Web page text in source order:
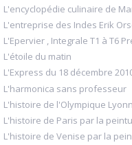
L'encyclopédie culinaire de
L'entreprise des Indes Erik
L'Epervier , Integrale T1 à T6
L'étoile du matin
L'Express du 18 décembre
L'harmonica sans professeur
L'histoire de l'Olympique
L'histoire de Paris par la
L'histoire de Venise par la